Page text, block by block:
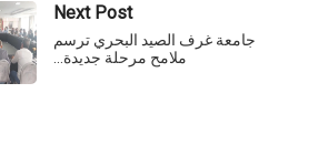
Next Post
جامعة غرف الصيد البحري ترسم
ملامح مرحلة جديدة…